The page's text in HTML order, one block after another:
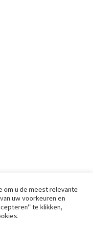
om u de meest relevante
uw voorkeuren en
te klikken,